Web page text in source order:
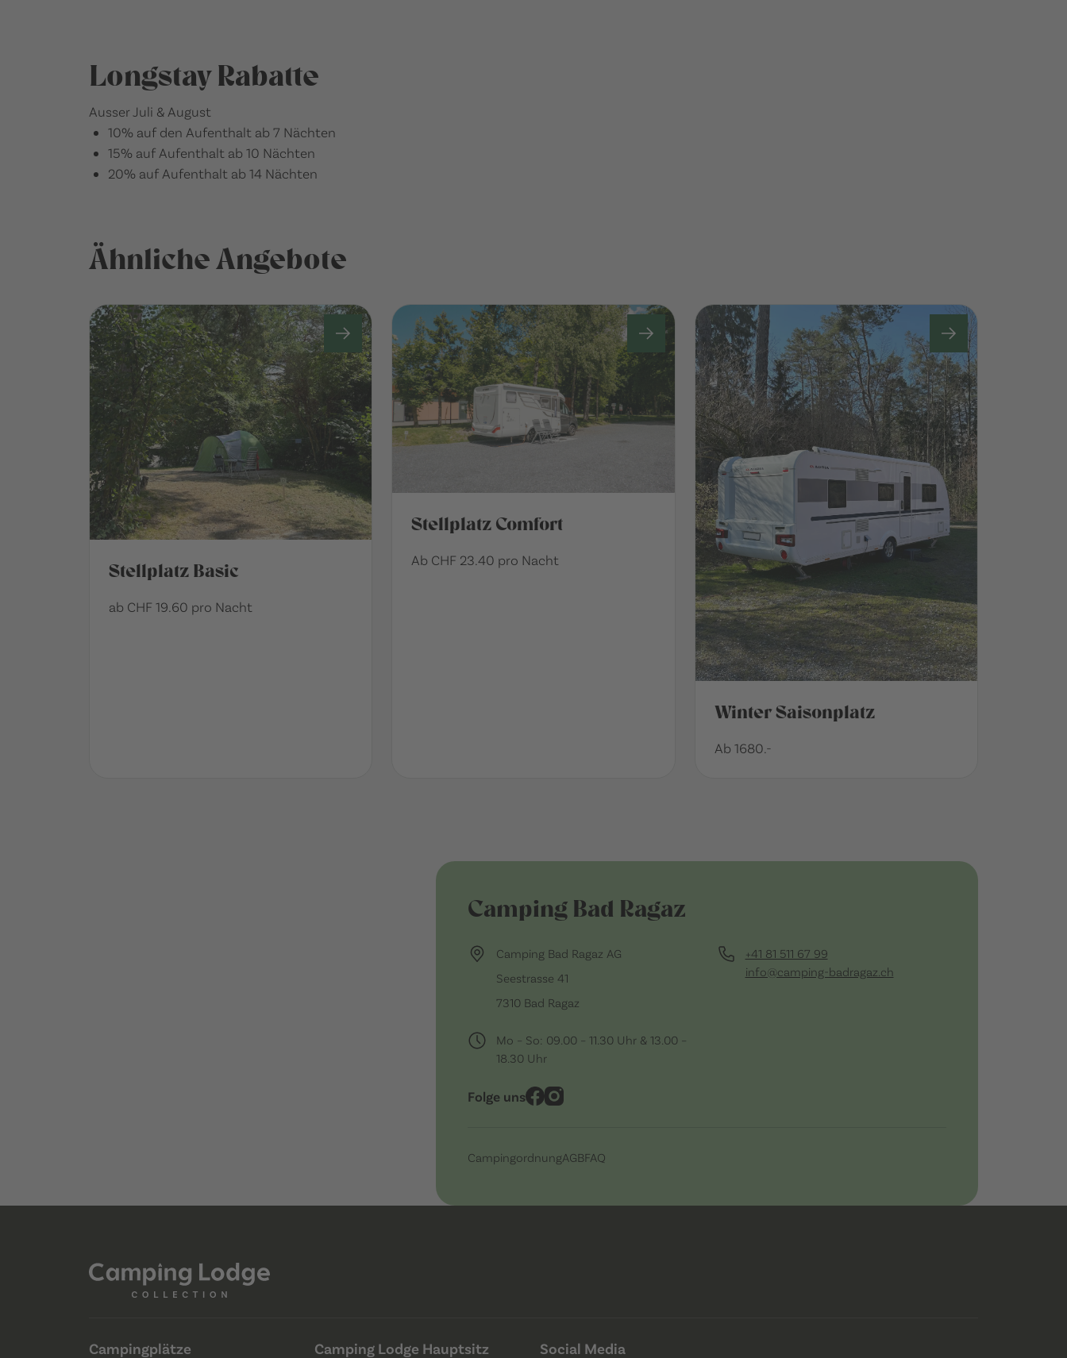
Longstay Rabatte
Ausser Juli & August
10% auf den Aufenthalt ab 7 Nächten
15% auf Aufenthalt ab 10 Nächten
20% auf Aufenthalt ab 14 Nächten
Ähnliche Angebote
Stellplatz Basic
ab CHF 19.60 pro Nacht
Stellplatz Comfort
Ab CHF 23.40 pro Nacht
Winter Saisonplatz
Ab 1680.-
Camping Bad Ragaz
Camping Bad Ragaz AG
Seestrasse 41
7310 Bad Ragaz
+41 81 511 67 99
info@camping-badragaz.ch
Mo – So: 09.00 – 11.30 Uhr & 13.00 –
18.30 Uhr
Folge uns
CampingordnungAGBFAQ
Campingplätze Camping Lodge Hauptsitz Social Media